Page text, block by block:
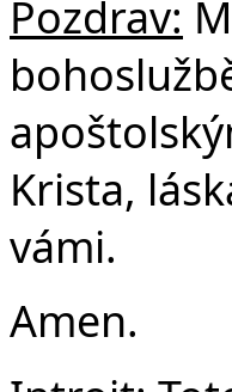
Pozdrav:
Krista,
vámi.
Amen.